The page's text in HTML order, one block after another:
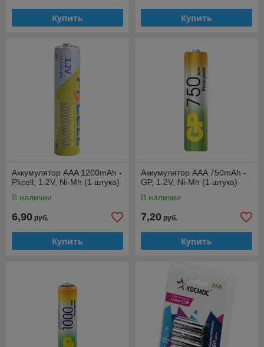
Купить Купить
Аккумулятор AAA 1200mAh -
Pkcell, 1.2V, Ni-Mh (1 штука)
В наличии
6,90 руб.
Купить
Аккумулятор AAA 750mAh -
GP, 1.2V, Ni-Mh (1 штука)
В наличии
7,20 руб.
Купить